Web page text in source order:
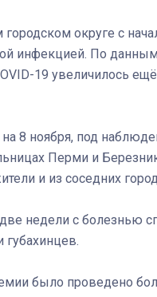
городском округе с
инфекцией. По данным
19 увеличилось
8 ноября, под
Перми и
и из соседних
недели с болезнью
губахинцев.
было проведено